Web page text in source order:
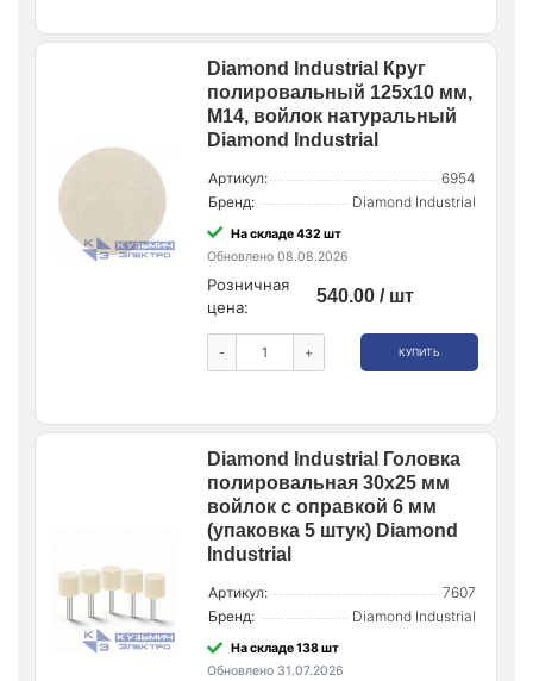
Diamond Industrial Круг
полировальный 125x10 мм,
М14, войлок натуральный
Diamond Industrial
Артикул:
6954
Бренд:
Diamond Industrial
На складе 432 шт
Обновлено 08.08.2026
Розничная
цена:
540.00 / шт
- + КУПИТЬ
Diamond Industrial Головка
полировальная 30х25 мм
войлок с оправкой 6 мм
(упаковка 5 штук) Diamond
Industrial
Артикул:
7607
Бренд:
Diamond Industrial
На складе 138 шт
Обновлено 31.07.2026